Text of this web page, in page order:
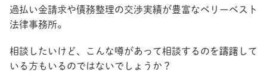
過払い金請求や債務整理の交渉実績が豊富なベリーベスト
法律事務所。
相談したいけど、こんな噂があって相談するのを躊躇して
いる方もいるのではないでしょうか？